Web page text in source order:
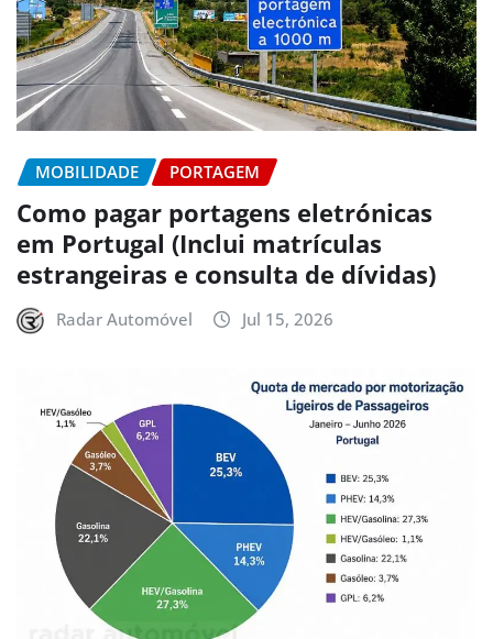
MOBILIDADE PORTAGEM
Como pagar portagens eletrónicas
em Portugal (Inclui matrículas
estrangeiras e consulta de dívidas)
Radar Automóvel Jul 15, 2026